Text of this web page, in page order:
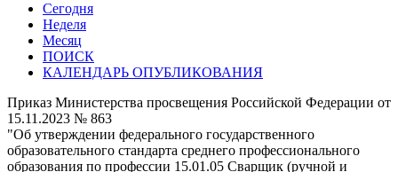
Сегодня
Неделя
Месяц
ПОИСК
КАЛЕНДАРЬ ОПУБЛИКОВАНИЯ
Приказ Министерства просвещения Российской Федерации от
15.11.2023 № 863
"Об утверждении федерального государственного
образовательного стандарта среднего профессионального
образования по профессии 15.01.05 Сварщик (ручной и